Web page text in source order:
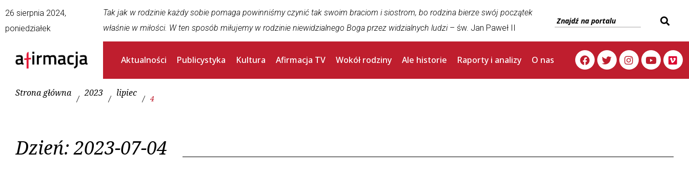
26 sierpnia 2024,
poniedziałek
Tak jak w rodzinie każdy sobie pomaga powinniśmy czynić tak swoim braciom i siostrom, bo rodzina bierze swój początek
właśnie w miłości. W ten sposób miłujemy w rodzinie niewidzialnego Boga przez widzialnych ludzi– św. Jan Paweł II
Aktualności Publicystyka Kultura Afirmacja TV Wokół rodziny Ale historie Raporty i analizy O nas
Strona główna
/
2023
/
lipiec
/ 4
Dzień:2023-07-04